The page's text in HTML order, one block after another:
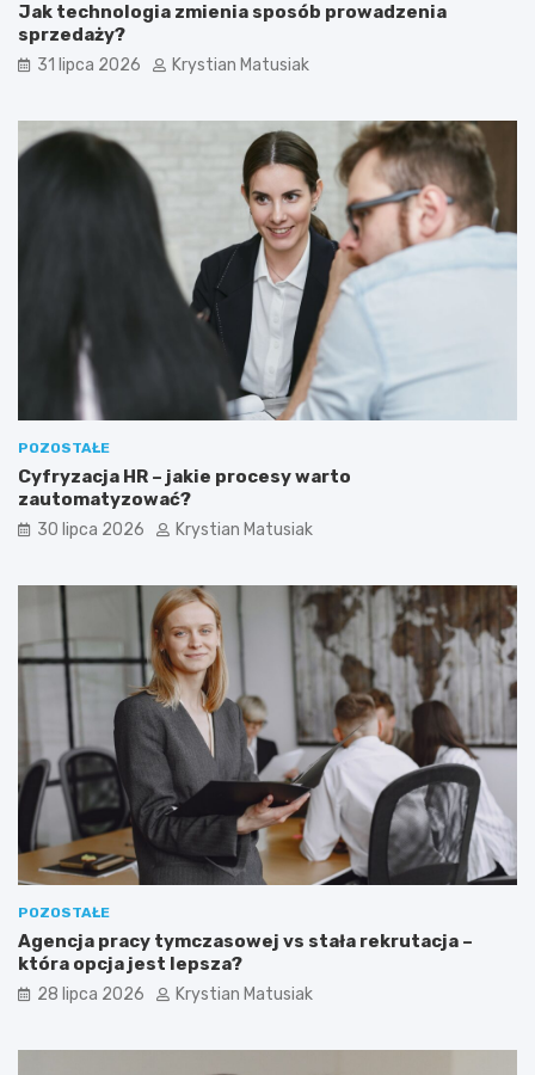
Jak technologia zmienia sposób prowadzenia
sprzedaży?
31 lipca 2026 Krystian Matusiak
POZOSTAŁE
Cyfryzacja HR – jakie procesy warto
zautomatyzować?
30 lipca 2026 Krystian Matusiak
POZOSTAŁE
Agencja pracy tymczasowej vs stała rekrutacja –
która opcja jest lepsza?
28 lipca 2026 Krystian Matusiak